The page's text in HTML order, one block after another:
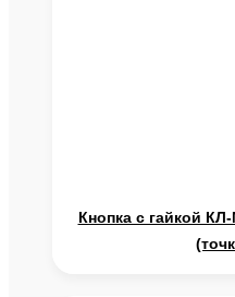
Кнопка с гайкой